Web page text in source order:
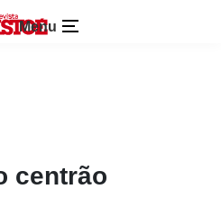
Menu
centrão